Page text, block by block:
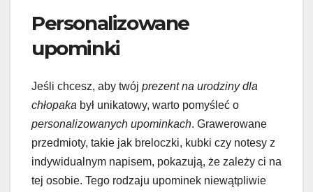
Personalizowane
upominki
Jeśli chcesz, aby twój prezent na urodziny dla
chłopaka był unikatowy, warto pomyśleć o
personalizowanych upominkach. Grawerowane
przedmioty, takie jak breloczki, kubki czy notesy z
indywidualnym napisem, pokazują, że zależy ci na
tej osobie. Tego rodzaju upominek niewątpliwie